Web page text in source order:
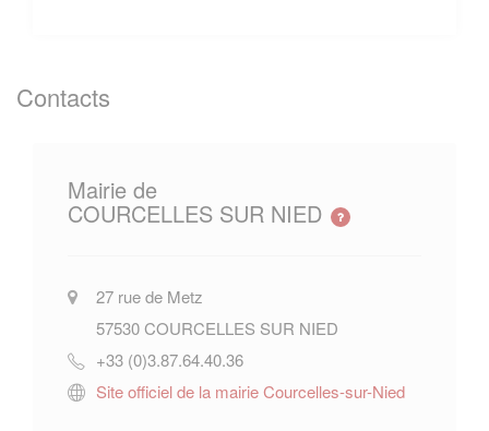
Contacts
Mairie de
COURCELLES SUR NIED
27 rue de Metz
57530COURCELLES SUR NIED
+33 (0)3.87.64.40.36
Site officiel de la mairie Courcelles-sur-Nied